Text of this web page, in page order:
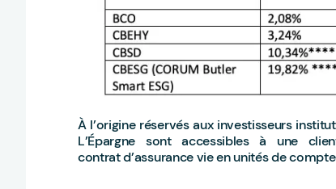
À l’origine réservés aux investisseurs
L’Épargne sont accessibles à une
contrat d’assurance vie en unités de